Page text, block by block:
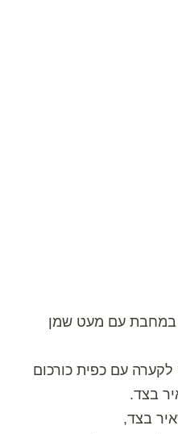
במחבת עם מעט שמן
עם כפית כורכום
בצד.